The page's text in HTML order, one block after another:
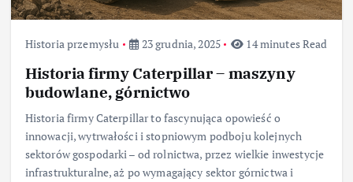
Historia przemysłu 23 grudnia, 2025 14 minutes Read
Historia firmy Caterpillar – maszyny
budowlane, górnictwo
Historia firmy Caterpillar to fascynująca opowieść o
innowacji, wytrwałości i stopniowym podboju kolejnych
sektorów gospodarki – od rolnictwa, przez wielkie inwestycje
infrastrukturalne, aż po wymagający sektor górnictwa i